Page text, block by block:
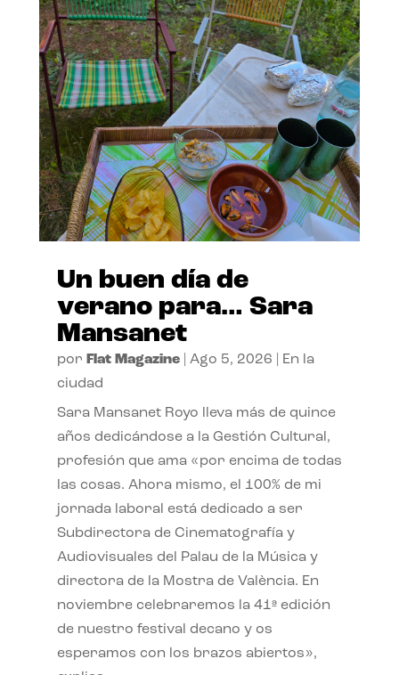
Un buen día de
verano para… Sara
Mansanet
por Flat Magazine| Ago 5, 2026
En la
ciudad
Sara Mansanet Royo lleva más de quince
años dedicándose a la Gestión Cultural,
profesión que ama «por encima de todas
las cosas. Ahora mismo, el 100% de mi
jornada laboral está dedicado a ser
Subdirectora de Cinematografía y
Audiovisuales del Palau de la Música y
directora de la Mostra de València. En
noviembre celebraremos la 41ª edición
de nuestro festival decano y os
esperamos con los brazos abiertos»,